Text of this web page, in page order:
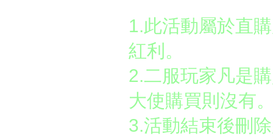
1.此活動屬於直
紅利。
2.二服玩家凡是
大使購買則沒有
3.活動結束後刪